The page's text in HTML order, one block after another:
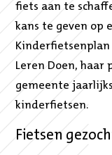
fiets aan te
kans te geven op
Leren Doen, haar
gemeente
kinderfietsen.
Fietsen